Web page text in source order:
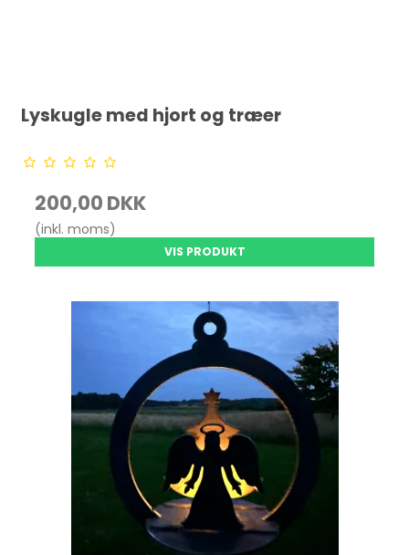
Lyskugle med hjort og træer
200,00 DKK
(inkl. moms)
VIS PRODUKT